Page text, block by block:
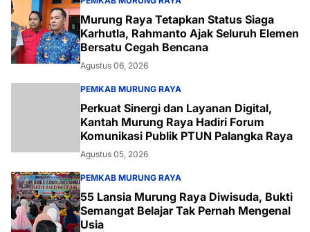
Murung Raya Tetapkan Status Siaga
Karhutla, Rahmanto Ajak Seluruh Elemen
Bersatu Cegah Bencana
Agustus 06, 2026
PEMKAB MURUNG RAYA
Perkuat Sinergi dan Layanan Digital,
Kantah Murung Raya Hadiri Forum
Komunikasi Publik PTUN Palangka Raya
Agustus 05, 2026
PEMKAB MURUNG RAYA
55 Lansia Murung Raya Diwisuda, Bukti
Semangat Belajar Tak Pernah Mengenal
Usia